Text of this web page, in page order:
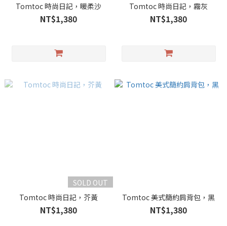
Tomtoc 時尚日記，暖柔沙
NT$1,380
Tomtoc 時尚日記，霧灰
NT$1,380
SOLD OUT
Tomtoc 時尚日記，芥黃
NT$1,380
Tomtoc 美式簡約肩背包，黑
NT$1,380